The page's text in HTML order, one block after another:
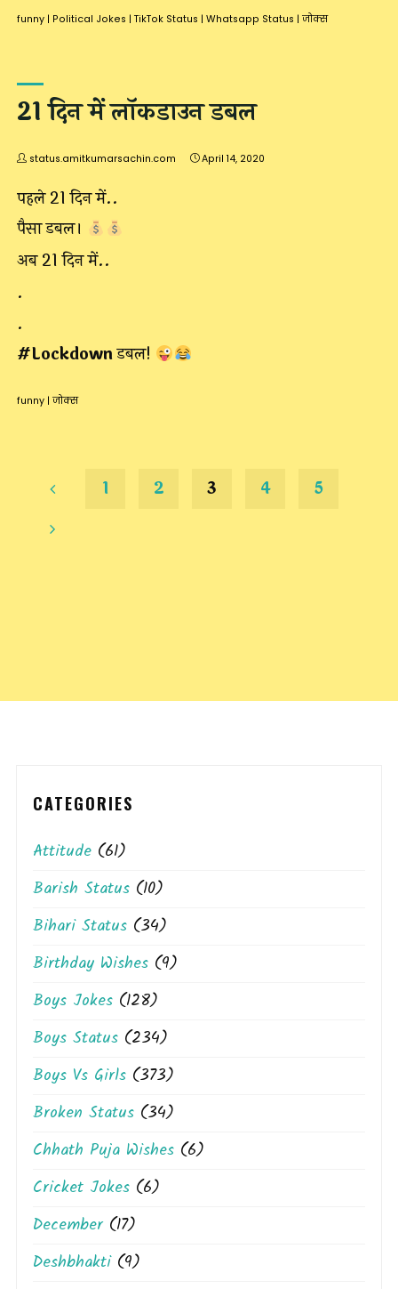
funny | Political Jokes | TikTok Status | Whatsapp Status | जोक्स
21 दिन में लॉकडाउन डबल
status.amitkumarsachin.com April 14, 2020
पहले 21 दिन में..
पैसा डबल।
अब 21 दिन में..
.
.
#Lockdownडबल!
funny | जोक्स
Posts
1 2 3 4 5
CATEGORIES
Attitude (61)
Barish Status (10)
Bihari Status (34)
Birthday Wishes (9)
Boys Jokes (128)
Boys Status (234)
Boys Vs Girls (373)
Broken Status (34)
Chhath Puja Wishes (6)
Cricket Jokes (6)
December(17)
Deshbhakti(9)